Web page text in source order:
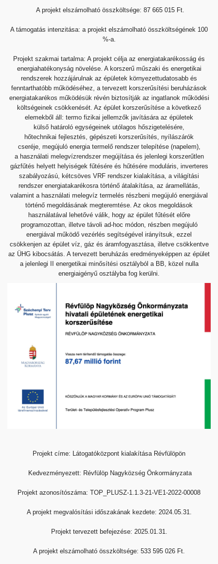
A projekt elszámolható összköltsége: 87 665 015 Ft.
A támogatás intenzitása: a projekt elszámolható összköltségének 100
%-a.
Projekt szakmai tartalma: A projekt célja az energiatakarékosság és
energiahatékonyság növelése. A korszerű műszaki és energetikai
rendszerek hozzájárulnak az épületek környezettudatosabb és
fenntarthatóbb működéséhez, a tervezett korszerűsítési beruházások
energiatakarékos működésük révén biztosítják az ingatlanok működési
költségeinek csökkenését. Az épület korszerűsítése a következő
elemekből áll: termo fizikai jellemzők javítására az épületek
külső határoló egységeinek utólagos hőszigetelésére,
hőtechnikai fejlesztés, gépészeti korszerűsítés, nyílászárók
cseréje, megújuló energia termelő rendszer telepítése (napelem),
a használati melegvízrendszer megújítása és jelenlegi korszerűtlen
gázfűtés helyett helyiségek fűtésére és hűtésére moduláris, inverteres
szabályozású, kétcsöves VRF rendszer kialakítása, a világítási
rendszer energiatakarékosra történő átalakítása, az áramellátás,
valamint a használati melegvíz termelés részbeni megújuló energiával
történő megoldásának megteremtése. Az okos megoldások
használatával lehetővé válik, hogy az épület fűtését előre
programozottan, illetve távoli ad-hoc módon, részben megújuló
energiával működő vezérlés segítségével irányítsuk, ezzel
csökkenjen az épület víz, gáz és áramfogyasztása, illetve csökkentve
az ÜHG kibocsátás. A tervezett beruházás eredményeképpen az épület
a jelenlegi II energetikai minősítési osztályból a BB, közel nulla
energiaigényű osztályba fog kerülni.
Projekt címe: Látogatóközpont kialakítása Révfülöpön
Kedvezményezett: Révfülöp Nagyközség Önkormányzata
Projekt azonosítószáma: TOP_PLUSZ-1.1.3-21-VE1-2022-00008
A projekt megvalósítási időszakának kezdete: 2024.05.31.
Projekt tervezett befejezése: 2025.01.31.
A projekt elszámolható összköltsége: 533 595 026 Ft.